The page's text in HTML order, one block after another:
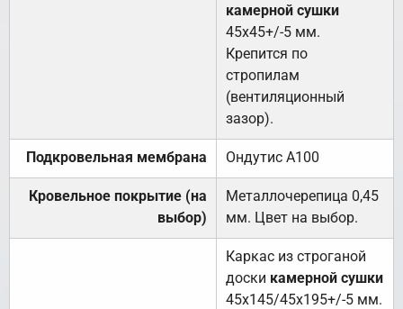
камерной сушки
45х45+/-5 мм.
Крепится по
стропилам
(вентиляционный
зазор).
Подкровельная мембрана Ондутис А100
Кровельное покрытие (на
выбор)
Металлочерепица 0,45
мм. Цвет на выбор.
Каркас из строганой
доски камерной сушки
45х145/45х195+/-5 мм.